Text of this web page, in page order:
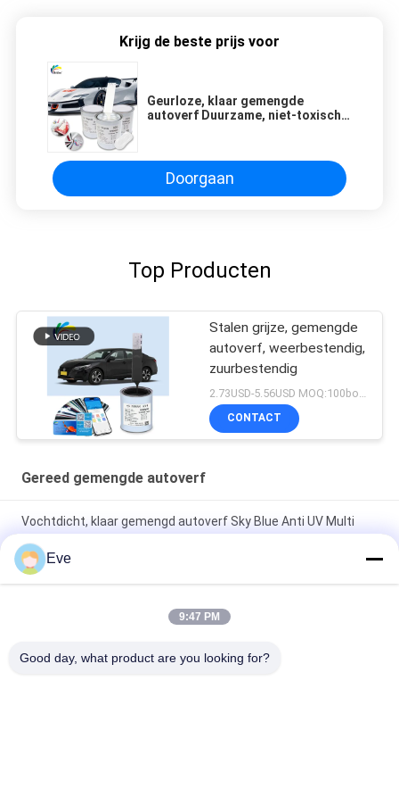
Krijg de beste prijs voor
Geurloze, klaar gemengde
autoverf Duurzame, niet-toxische
Doorgaan
Top Producten
Stalen grijze, gemengde
autoverf, weerbestendig,
zuurbestendig
2.73USD-5.56USD MOQ:100boxen
CONTACT
Gereed gemengde autoverf
Vochtdicht, klaar gemengd autoverf Sky Blue Anti UV Multi
Function
Duurzaam, onschadelijk, heldergroen, weerbestendige,
doeleinden Niet-toxisch
Eve
9:47 PM
Good day, what product are you looking for?